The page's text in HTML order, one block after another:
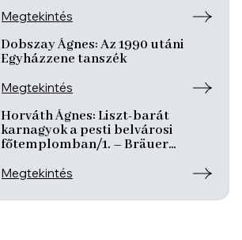
Megtekintés
Dobszay Ágnes: Az 1990 utáni
Egyházzene tanszék
Megtekintés
Horváth Ágnes: Liszt-barát
karnagyok a pesti belvárosi
főtemplomban/1. – Bräuer
Megtekintés